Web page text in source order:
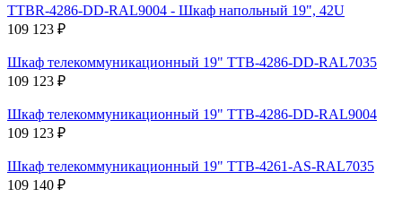
TTBR-4286-DD-RAL9004 - Шкаф напольный 19", 42U
109 123 ₽
Шкаф телекоммуникационный 19" TTB-4286-DD-RAL7035
109 123 ₽
Шкаф телекоммуникационный 19" TTB-4286-DD-RAL9004
109 123 ₽
Шкаф телекоммуникационный 19" TTB-4261-AS-RAL7035
109 140 ₽